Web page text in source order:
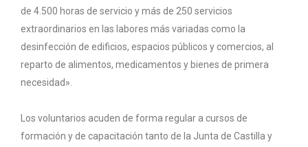
de 4.500 horas de servicio y más de 250 servicios
extraordinarios en las labores más variadas como la
desinfección de edificios, espacios públicos y comercios, al
reparto de alimentos, medicamentos y bienes de primera
necesidad».
Los voluntarios acuden de forma regular a cursos de
formación y de capacitación tanto de la Junta de Castilla y